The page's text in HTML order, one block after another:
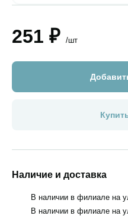
251 ₽ /шт
Наличие и доставка
В наличии в филиале на
В наличии в филиале на